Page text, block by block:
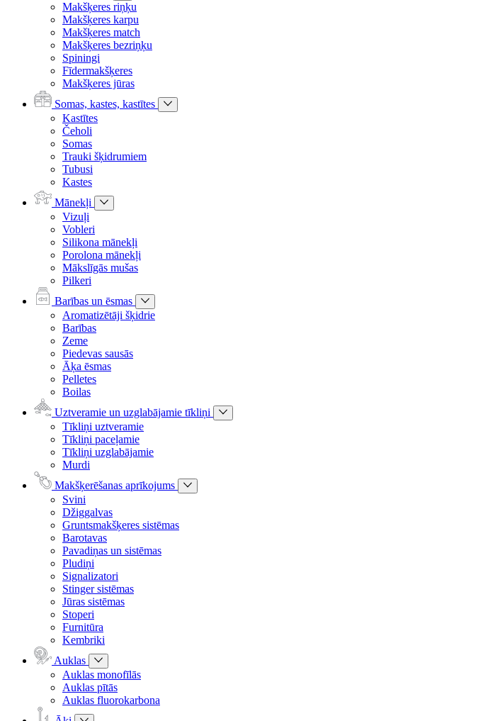
Makšķeres riņķu
Makšķeres karpu
Makšķeres match
Makšķeres bezriņķu
Spiningi
Fīdermakšķeres
Makšķeres jūras
Somas, kastes, kastītes
Kastītes
Čeholi
Somas
Trauki šķidrumiem
Tubusi
Kastes
Mānekļi
Vizuļi
Vobleri
Silikona mānekļi
Porolona mānekļi
Mākslīgās mušas
Pilkeri
Barības un ēsmas
Aromatizētāji šķidrie
Barības
Zeme
Piedevas sausās
Āķa ēsmas
Pelletes
Boilas
Uztveramie un uzglabājamie tīkliņi
Tīkliņi uztveramie
Tīkliņi paceļamie
Tīkliņi uzglabājamie
Murdi
Makšķerēšanas aprīkojums
Svini
Džiggalvas
Gruntsmakšķeres sistēmas
Barotavas
Pavadiņas un sistēmas
Pludiņi
Signalizatori
Stinger sistēmas
Jūras sistēmas
Stoperi
Furnitūra
Kembriki
Auklas
Auklas monofīlās
Auklas pītās
Auklas fluorokarbona